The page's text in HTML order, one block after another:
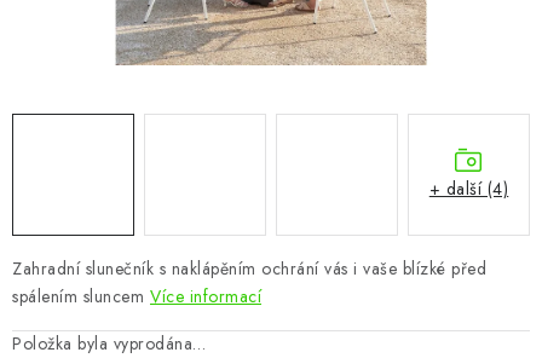
OSTATNÍ
VÝPRODEJ
Vše o nákupu Info
Reklamace a odstoupení od smlouvy
Kontakty
Bonusový program NBM+
Zahradní slunečník s naklápěním ochrání vás i vaše blízké před
spálením sluncem Více informací
Položka byla vyprodána…
+ další (4)